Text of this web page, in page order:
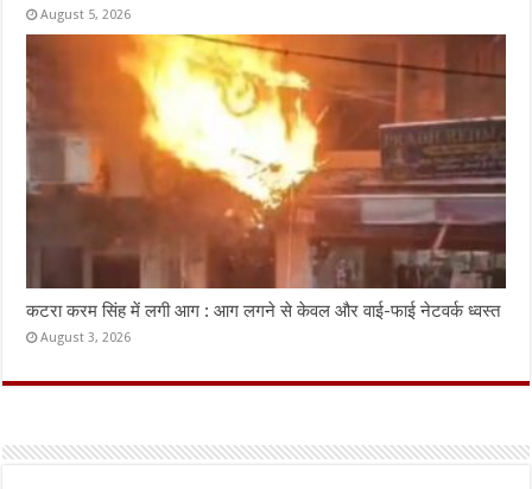
August 5, 2026
कटरा करम सिंह में लगी आग : आग लगने से केवल और वाई-फाई नेटवर्क ध्वस्त
August 3, 2026